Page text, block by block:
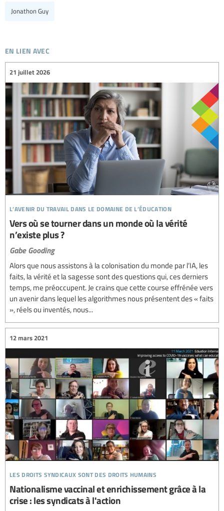
Jonathon Guy
en lien avec
l’avenir du travail dans le domaine de l’éducation
21 juillet 2026
Vers où se tourner dans un monde où la vérité
n’existe plus ?
Gabe Gooding
Alors que nous assistons à la colonisation du monde par l’IA, les
faits, la vérité et la sagesse sont des questions qui, ces derniers
temps, me préoccupent. Je crains que cette course effrénée vers
un avenir dans lequel les algorithmes nous présentent des « faits
», réels ou inventés, nous...
les droits syndicaux sont des droits humains
12 mars 2021
Nationalisme vaccinal et enrichissement grâce à la
crise : les syndicats à l'action